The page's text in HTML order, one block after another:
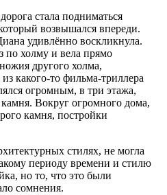
стала подниматься
возвышался впереди.
удивлённо воскликнула.
по холму и вела прямо
другого холма,
какого-то фильма-триллера
огромным, в три этажа,
Вокруг огромного дома,
камня, постройки
стилях, не могла
периоду времени и стилю
но то, что это были
сомнения.